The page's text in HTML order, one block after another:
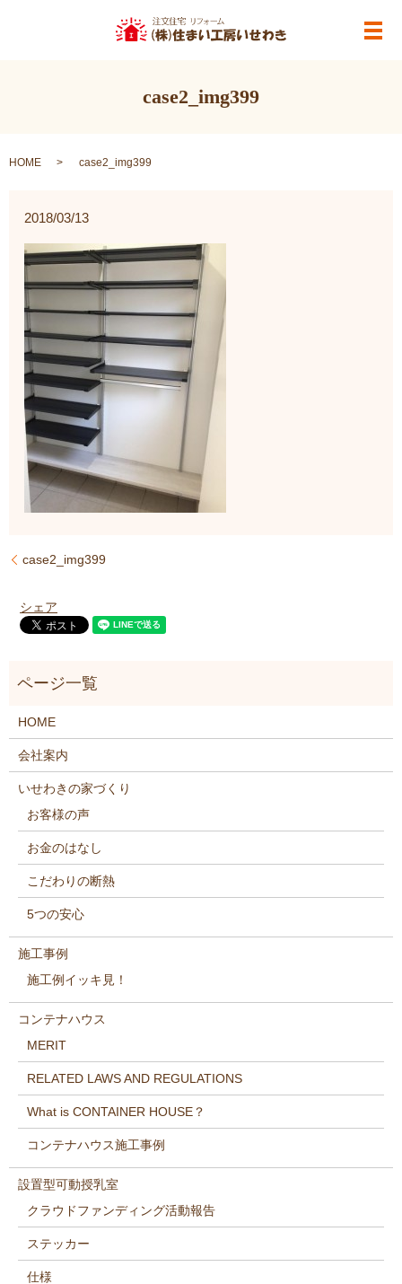
メ
case2_img399
HOME case2_img399
2018/03/13
case2_img399
シェア
HOME
会社案内
いせわきの家づくり
お客様の声
お金のはなし
こだわりの断熱
5つの安心
施工事例
施工例イッキ見！
コンテナハウス
MERIT
RELATED LAWS AND REGULATIONS
What is CONTAINER HOUSE？
コンテナハウス施工事例
設置型可動授乳室
クラウドファンディング活動報告
ステッカー
仕様